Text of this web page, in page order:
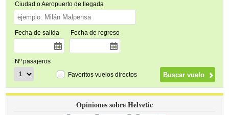
Ciudad o Aeropuerto de llegada
Fecha de salida Fecha de regreso
Nº pasajeros
Favoritos vuelos directos
Opiniones sobre Helvetic